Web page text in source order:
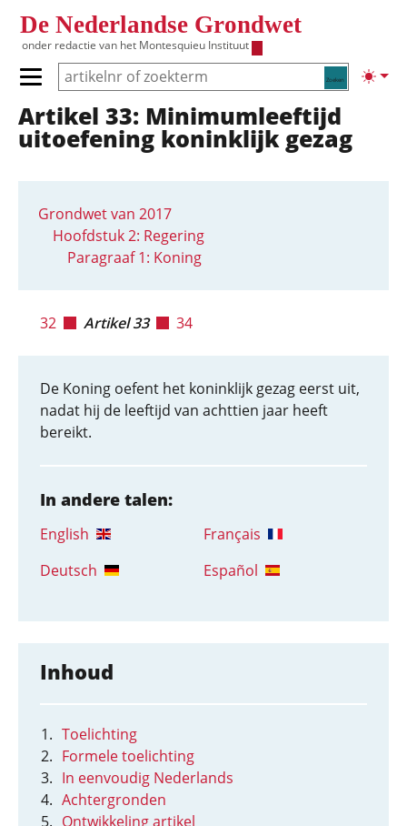
De Nederlandse Grondwet
onder redactie van het Montesquieu Instituut
Zoeken
Primair menu tonen/verbergen
Hoofdnavigatie
Artikel 33: Minimumleeftijd
uitoefening koninklijk gezag
Grondwet van 2017
Hoofdstuk 2: Regering
Paragraaf 1: Koning
32 Artikel 33 34
De Koning oefent het koninklijk gezag eerst uit,
nadat hij de leeftijd van achttien jaar heeft
bereikt.
In andere talen:
English
Français
Deutsch
Español
Inhoud
Toelichting
Formele toelichting
In eenvoudig Nederlands
Achtergronden
Ontwikkeling artikel